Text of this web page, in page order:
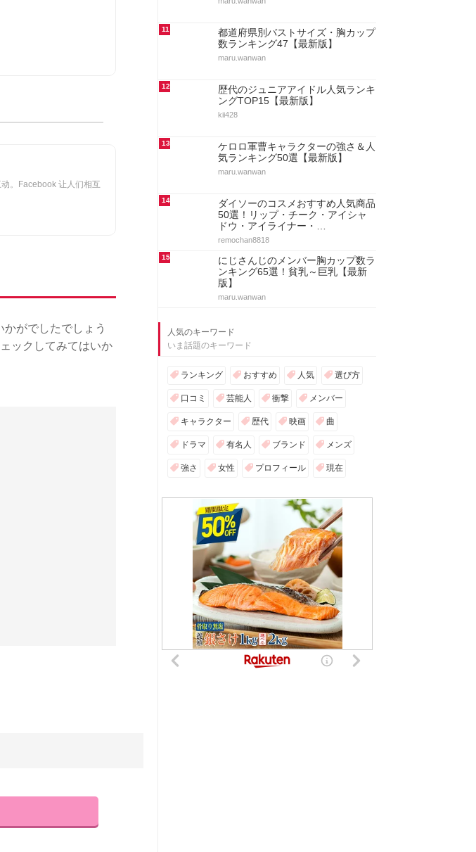
。Facebook 让人们相互
がでしたでしょう
ックしてみてはいか
11
都道府県別バストサイズ・胸カップ
数ランキング47【最新版】
maru.wanwan
12
歴代のジュニアアイドル人気ランキ
ングTOP15【最新版】
kii428
13
ケロロ軍曹キャラクターの強さ＆人
気ランキング50選【最新版】
maru.wanwan
14
ダイソーのコスメおすすめ人気商品
50選！リップ・チーク・アイシャ
ドウ・アイライナー・…
remochan8818
15
にじさんじのメンバー胸カップ数ラ
ンキング65選！貧乳～巨乳【最新
版】
maru.wanwan
人気のキーワード
いま話題のキーワード
ランキング おすすめ 人気 選び方
口コミ 芸能人 衝撃 メンバー
キャラクター 歴代 映画 曲
ドラマ 有名人 ブランド メンズ
強さ 女性 プロフィール 現在